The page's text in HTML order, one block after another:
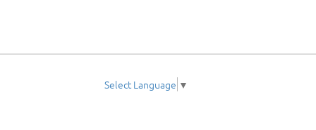
Select Language ▼